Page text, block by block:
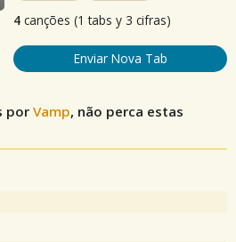
4 canções (1 tabs y 3 cifras)
Enviar Nova Tab
por Vamp, não perca estas